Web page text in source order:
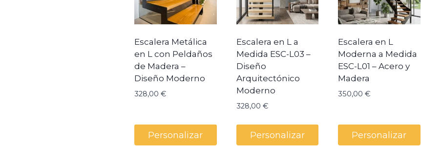
Escalera Metálica
en L con Peldaños
de Madera –
Diseño Moderno
328,00 €
Personalizar
Escalera en L a
Medida ESC-L03 –
Diseño
Arquitectónico
Moderno
328,00 €
Personalizar
Escalera en L
Moderna a Medida
ESC-L01 – Acero y
Madera
350,00 €
Personalizar